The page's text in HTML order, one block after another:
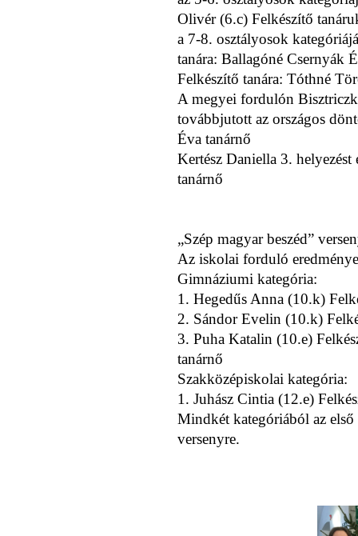
Olivér (6.c) Felkészítő
a 7-8. osztályosok
tanára: Ballagóné Csernyák
Felkészítő tanára: Tóthné
A megyei fordulón
továbbjutott az országos
Éva tanárnő
Kertész Daniella 3.
tanárnő
„Szép magyar beszéd”
Az iskolai forduló
Gimnáziumi kategória:
1. Hegedűs Anna (10.k)
2. Sándor Evelin (10.k)
3. Puha Katalin (10.e)
tanárnő
Szakközépiskolai kategória:
1. Juhász Cintia (12.e)
Mindkét kategóriából az
versenyre.